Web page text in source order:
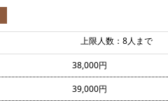
上限人数：8人まで
38,000円
39,000円